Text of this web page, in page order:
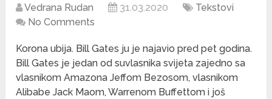
Vedrana Rudan 31.03.2020
Tekstovi
No Comments
Korona ubija. Bill Gates ju je najavio pred pet godina.
Bill Gates je jedan od suvlasnika svijeta zajedno sa
vlasnikom Amazona Jeffom Bezosom, vlasnikom
Alibabe Jack Maom, Warrenom Buffettom i još